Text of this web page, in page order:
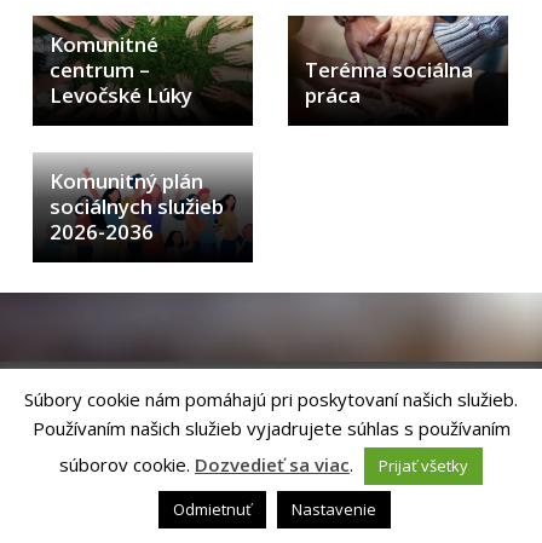
LIMKA
LIMKA – rozhovory
NEWSLETTER MESTA LEVOČA
Pohotovostné kontakty
Mestská polícia
Komunitné
centrum –
Levočské Lúky
Terénna sociálna
práca
Komunitný plán
sociálnych služieb
2026-2036
RiešenieANTIK SMART CITY
| Technický prevádzkovateľ – MVI
Technology, s.r.o.
Správca webového sídla: Mesto Levoča, Námestie Majstra Pavla 4, 054 01
webmaster@levoca.sk|Vyhlásenie o prístupnosti
Súbory cookie nám pomáhajú pri poskytovaní našich služieb.
Používaním našich služieb vyjadrujete súhlas s používaním
súborov cookie. Dozvedieť sa viac.
Prijať všetky
Odmietnuť
Nastavenie